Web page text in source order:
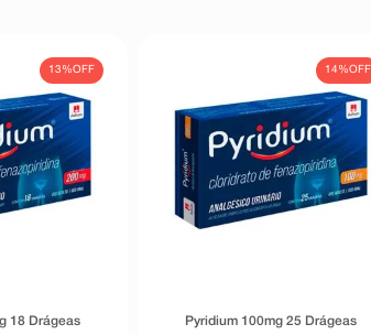
(toxicidade nos rins). Informe seu
13%OFF
18 Drágeas
14%OFF
Pyridium 100mg 25 Drágeas